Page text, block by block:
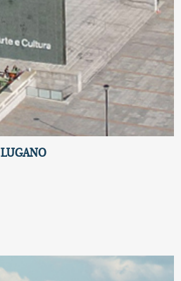
LUGANO